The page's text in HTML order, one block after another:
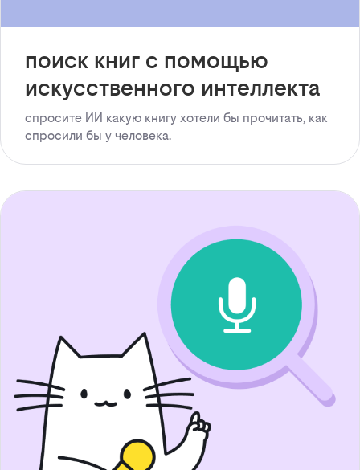
поиск книг с помощью
искусственного интеллекта
спросите ИИ какую книгу хотели бы прочитать, как
спросили бы у человека.